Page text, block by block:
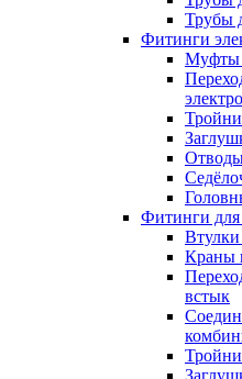
Трубы
Фитинги
Муфты
Фитинги для
Краны
встык